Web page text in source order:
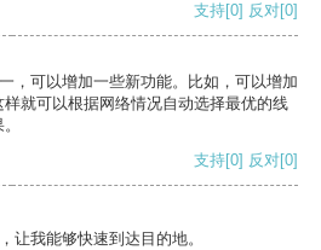
支持[0] 反对[0]
，可以增加一些新功能。比如，可以增加
就可以根据网络情况自动选择最优的线
支持[0] 反对[0]
让我能够快速到达目的地。